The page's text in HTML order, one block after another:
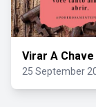
Virar A
25 September